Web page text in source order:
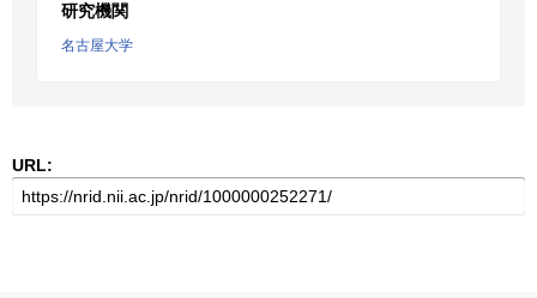
研究機関
名古屋大学
URL: